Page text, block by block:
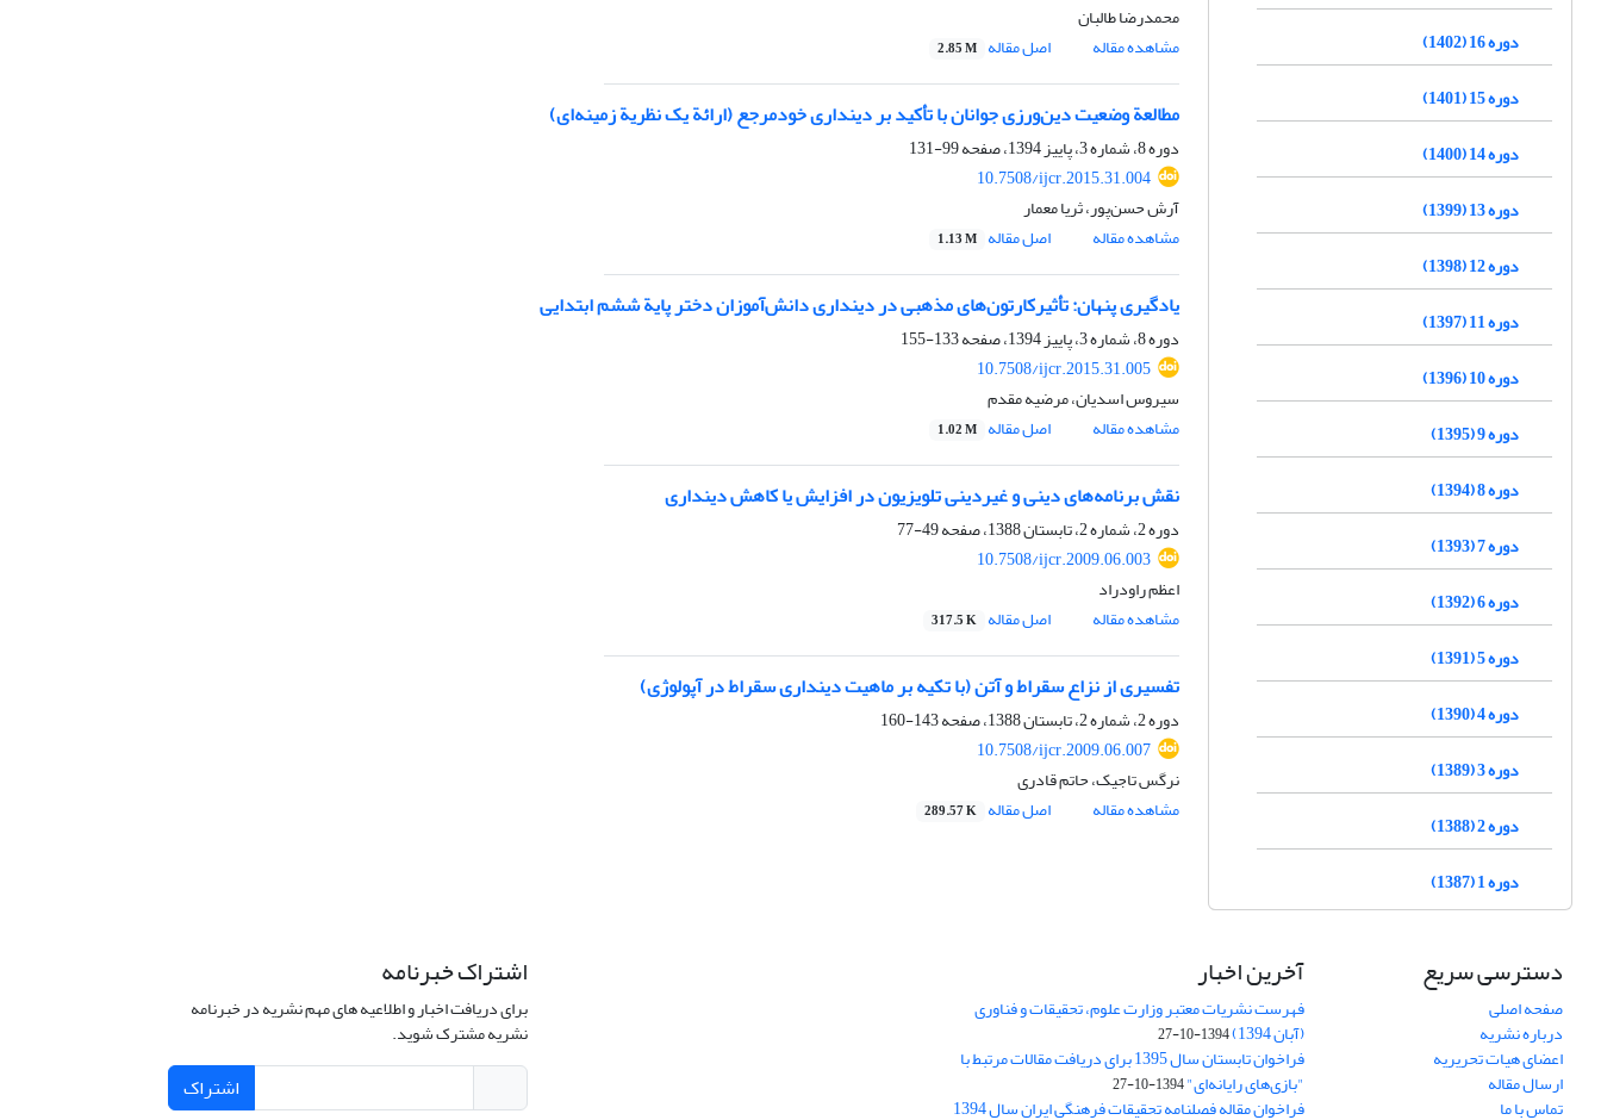
محمدرضا طالبان
مشاهده مقاله
اصل مقاله 2.85 M
مطالعة وضعیت دین‌ورزی جوانان با تأکید بر دینداری خودمرجع (ارائة یک نظریة زمینه‌ای)
دوره 8، شماره 3، پاییز 1394، صفحه
99-131
10.7508/ijcr.2015.31.004
آرش حسن‌پور، ثریا معمار
مشاهده مقاله
اصل مقاله 1.13 M
یادگیری پنهان: تأثیرکارتون‌های مذهبی در دینداری دانش‌آموزان دختر پایة ششم ابتدایی
دوره 8، شماره 3، پاییز 1394، صفحه
133-155
10.7508/ijcr.2015.31.005
سیروس اسدیان، مرضیه مقدم
مشاهده مقاله
اصل مقاله 1.02 M
نقش برنامه‌های دینی و غیردینی تلویزیون در افزایش یا کاهش دینداری
دوره 2، شماره 2، تابستان 1388، صفحه
49-77
10.7508/ijcr.2009.06.003
اعظم راودراد
مشاهده مقاله
اصل مقاله 317.5 K
تفسیری از نزاع سقراط و آتن (با تکیه بر ماهیت دینداری سقراط در آپولوژی)
دوره 2، شماره 2، تابستان 1388، صفحه
143-160
10.7508/ijcr.2009.06.007
نرگس تاجیک، حاتم قادری
مشاهده مقاله
اصل مقاله 289.57 K
دوره 16 (1402)
دوره 15 (1401)
دوره 14 (1400)
دوره 13 (1399)
دوره 12 (1398)
دوره 11 (1397)
دوره 10 (1396)
دوره 9 (1395)
دوره 8 (1394)
دوره 7 (1393)
دوره 6 (1392)
دوره 5 (1391)
دوره 4 (1390)
دوره 3 (1389)
دوره 2 (1388)
دوره 1 (1387)
دسترسی سریع
صفحه اصلی
درباره نشریه
اعضای هیات تحریریه
ارسال مقاله
تماس با ما
آخرین اخبار
فهرست نشریات معتبر وزارت علوم، تحقیقات و فناوری
(آبان 1394) 1394-10-27
فراخوان تابستان سال 1395 برای دریافت مقالات مرتبط با
"بازی‌های رایانه‌ای"1394-10-27
فراخوان مقاله فصلنامه تحقیقات فرهنگی ایران سال 1394
اشتراک خبرنامه
برای دریافت اخبار و اطلاعیه های مهم نشریه در خبرنامه
نشریه مشترک شوید.
اشتراک